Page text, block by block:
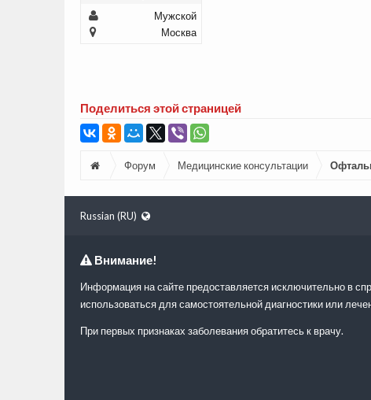
Мужской
Москва
Поделиться этой страницей
Форум Медицинские консультации
Russian (RU)
Внимание!
Информация на сайте предоставляется исключительно в
использоваться для самостоятельной диагностики или
При первых признаках заболевания обратитесь к врачу.